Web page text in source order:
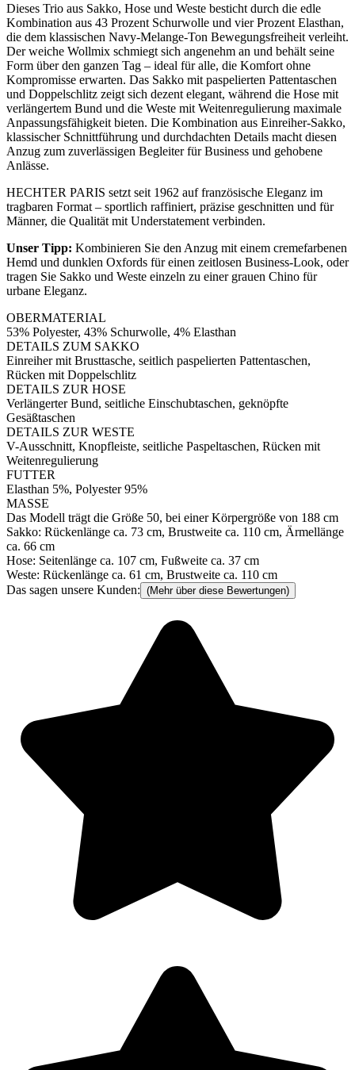
Dieses Trio aus Sakko, Hose und Weste besticht durch die edle
Kombination aus 43 Prozent Schurwolle und vier Prozent Elasthan,
die dem klassischen Navy-Melange-Ton Bewegungsfreiheit verleiht.
Der weiche Wollmix schmiegt sich angenehm an und behält seine
Form über den ganzen Tag – ideal für alle, die Komfort ohne
Kompromisse erwarten. Das Sakko mit paspelierten Pattentaschen
und Doppelschlitz zeigt sich dezent elegant, während die Hose mit
verlängertem Bund und die Weste mit Weitenregulierung maximale
Anpassungsfähigkeit bieten. Die Kombination aus Einreiher-Sakko,
klassischer Schnittführung und durchdachten Details macht diesen
Anzug zum zuverlässigen Begleiter für Business und gehobene
Anlässe.
HECHTER PARIS setzt seit 1962 auf französische Eleganz im
tragbaren Format – sportlich raffiniert, präzise geschnitten und für
Männer, die Qualität mit Understatement verbinden.
Unser Tipp: Kombinieren Sie den Anzug mit einem cremefarbenen
Hemd und dunklen Oxfords für einen zeitlosen Business-Look, oder
tragen Sie Sakko und Weste einzeln zu einer grauen Chino für
urbane Eleganz.
OBERMATERIAL
53% Polyester, 43% Schurwolle, 4% Elasthan
DETAILS ZUM SAKKO
Einreiher mit Brusttasche, seitlich paspelierten Pattentaschen,
Rücken mit Doppelschlitz
DETAILS ZUR HOSE
Verlängerter Bund, seitliche Einschubtaschen, geknöpfte
Gesäßtaschen
DETAILS ZUR WESTE
V-Ausschnitt, Knopfleiste, seitliche Paspeltaschen, Rücken mit
Weitenregulierung
FUTTER
Elasthan 5%, Polyester 95%
MASSE
Das Modell trägt die Größe 50, bei einer Körpergröße von 188 cm
Sakko: Rückenlänge ca. 73 cm, Brustweite ca. 110 cm, Ärmellänge
ca. 66 cm
Hose: Seitenlänge ca. 107 cm, Fußweite ca. 37 cm
Weste: Rückenlänge ca. 61 cm, Brustweite ca. 110 cm
Das sagen unsere Kunden: (Mehr über diese Bewertungen)